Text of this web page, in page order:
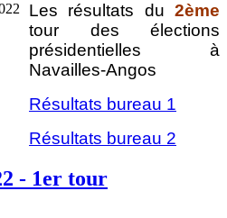
Les résultats du 2ème
tour des élections
présidentielles à
Navailles-Angos
Résultats bureau 1
Résultats bureau 2
- 1er tour